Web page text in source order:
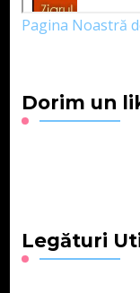
Pagina Noastră
Dorim un
Legături